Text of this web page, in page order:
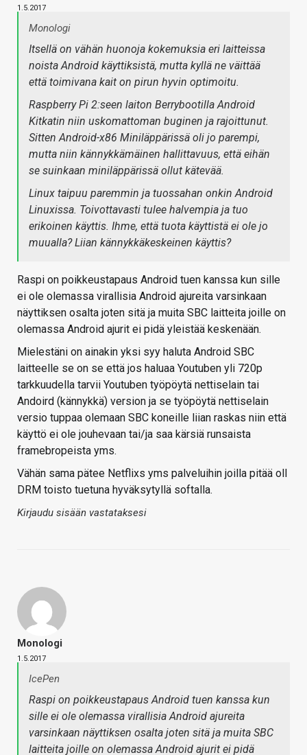
1.5.2017
Monologi
Itsellä on vähän huonoja kokemuksia eri laitteissa
noista Android käyttiksistä, mutta kyllä ne väittää
että toimivana kait on pirun hyvin optimoitu.
Raspberry Pi 2:seen laiton Berrybootilla Android
Kitkatin niin uskomattoman buginen ja rajoittunut.
Sitten Android-x86 Miniläppärissä oli jo parempi,
mutta niin kännykkämäinen hallittavuus, että eihän
se suinkaan miniläppärissä ollut kätevää.
Linux taipuu paremmin ja tuossahan onkin Android
Linuxissa. Toivottavasti tulee halvempia ja tuo
erikoinen käyttis. Ihme, että tuota käyttistä ei ole jo
muualla? Liian kännykkäkeskeinen käyttis?
Raspi on poikkeustapaus Android tuen kanssa kun sille
ei ole olemassa virallisia Android ajureita varsinkaan
näyttiksen osalta joten sitä ja muita SBC laitteita joille on
olemassa Android ajurit ei pidä yleistää keskenään.
Mielestäni on ainakin yksi syy haluta Android SBC
laitteelle se on se että jos haluaa Youtuben yli 720p
tarkkuudella tarvii Youtuben työpöytä nettiselain tai
Andoird (kännykkä) version ja se työpöytä nettiselain
versio tuppaa olemaan SBC koneille liian raskas niin että
käyttö ei ole jouhevaan tai/ja saa kärsiä runsaista
framebropeista yms.
Vähän sama pätee Netflixs yms palveluihin joilla pitää oll
DRM toisto tuetuna hyväksytyllä softalla.
Kirjaudu sisään vastataksesi
Monologi
1.5.2017
IcePen
Raspi on poikkeustapaus Android tuen kanssa kun
sille ei ole olemassa virallisia Android ajureita
varsinkaan näyttiksen osalta joten sitä ja muita SBC
laitteita joille on olemassa Android ajurit ei pidä